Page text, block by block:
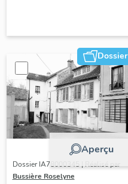
Dossier
Aperçu
Dossier IA78000345 | Réalisé par
Bussière Roselyne